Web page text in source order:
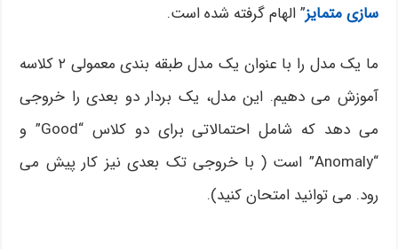
سازی متمایز” الهام گرفته شده است.
ما یک مدل را با عنوان یک مدل طبقه بندی معمولی ۲ کلاسه
آموزش می دهیم. این مدل، یک بردار دو بعدی را خروجی
می دهد که شامل احتمالاتی برای دو کلاس “Good” و
“Anomaly” است ( با خروجی تک بعدی نیز کار پیش می
رود. می توانید امتحان کنید).